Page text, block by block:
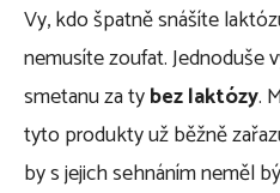
Vy, kdo špatně snášíte
nemusíte zoufat. Jednoduše
smetanu za tybez laktózy.
tyto produkty už běžně
by s jejich sehnáním neměl